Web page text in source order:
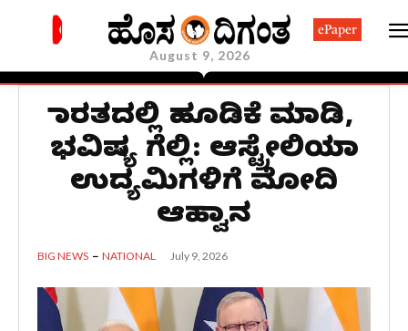
August 9, 2026
ePaper
ಭಾರತದಲ್ಲಿ ಹೂಡಿಕೆ ಮಾಡಿ,
ಭವಿಷ್ಯ ಗೆಲ್ಲಿ: ಆಸ್ಟ್ರೇಲಿಯಾ
ಉದ್ಯಮಿಗಳಿಗೆ ಮೋದಿ
ಆಹ್ವಾನ
BIG NEWS NATIONAL July 9, 2026